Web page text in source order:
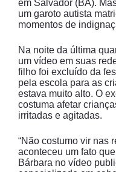
em Salvador (BA).
um garoto autista
momentos de
Na noite da última
um vídeo em suas
filho foi excluído da
pela escola para as
estava muito alto. O
costuma afetar
irritadas e agitadas.
“Não costumo vir nas
aconteceu um fato
Bárbara no vídeo